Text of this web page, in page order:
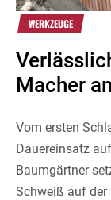
WERKZEUGE
Macher
Vom ersten
Dauereinsatz
Baumgärtner
Schweiß auf der